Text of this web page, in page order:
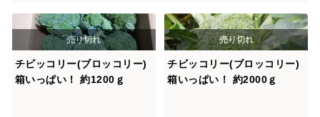
チビッコリー(ブロッコリー)
箱いっぱい！ 約1200ｇ
チビッコリー(ブロッコリー)
箱いっぱい！ 約2000ｇ